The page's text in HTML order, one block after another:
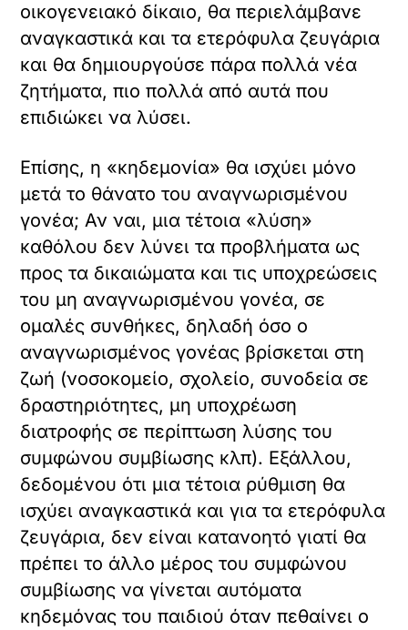
οικογενειακό δίκαιο, θα περιελάμβανε
αναγκαστικά και τα ετερόφυλα ζευγάρια
και θα δημιουργούσε πάρα πολλά νέα
ζητήματα, πιο πολλά από αυτά που
επιδιώκει να λύσει.
Επίσης, η «κηδεμονία» θα ισχύει μόνο
μετά το θάνατο του αναγνωρισμένου
γονέα; Αν ναι, μια τέτοια «λύση»
καθόλου δεν λύνει τα προβλήματα ως
προς τα δικαιώματα και τις υποχρεώσεις
του μη αναγνωρισμένου γονέα, σε
ομαλές συνθήκες, δηλαδή όσο ο
αναγνωρισμένος γονέας βρίσκεται στη
ζωή (νοσοκομείο, σχολείο, συνοδεία σε
δραστηριότητες, μη υποχρέωση
διατροφής σε περίπτωση λύσης του
συμφώνου συμβίωσης κλπ). Εξάλλου,
δεδομένου ότι μια τέτοια ρύθμιση θα
ισχύει αναγκαστικά και για τα ετερόφυλα
ζευγάρια, δεν είναι κατανοητό γιατί θα
πρέπει το άλλο μέρος του συμφώνου
συμβίωσης να γίνεται αυτόματα
κηδεμόνας του παιδιού όταν πεθαίνει ο